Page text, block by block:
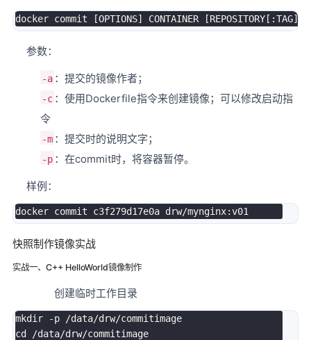
docker commit [OPTIONS] CONTAINER [REPOSITORY [ :TAG]
参数：
-a ：提交的镜像作者；
-c ：使用Dockerfile指令来创建镜像；可以修改启动指
令
-m ：提交时的说明文字；
-p ：在commit时，将容器暂停。
样例：
docker
快照制作镜像实战
实战一、C++ HelloWorld镜像制作
创建临时工作目录
mkdir -p
cd